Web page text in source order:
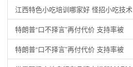
江西特色小吃培训哪家好 怪招小吃技术
特朗普“口不择言”再付代价 支持率被
特朗普“口不择言”再付代价 支持率被